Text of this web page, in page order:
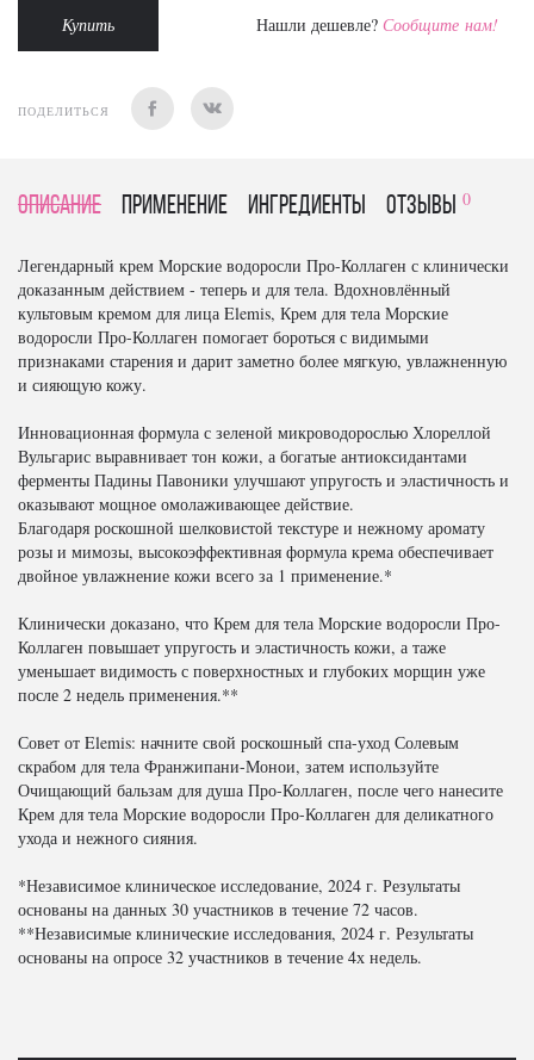
Купить Нашли дешевле? Сообщите нам!
ПОДЕЛИТЬСЯ
Описание Применение Ингредиенты отзывы 0
Легендарный крем Морские водоросли Про-Коллаген с клинически
доказанным действием - теперь и для тела. Вдохновлённый
культовым кремом для лица Elemis, Крем для тела Морские
водоросли Про-Коллаген помогает бороться с видимыми
признаками старения и дарит заметно более мягкую, увлажненную
и сияющую кожу.
Инновационная формула с зеленой микроводорослью Хлореллой
Вульгарис выравнивает тон кожи, а богатые антиоксидантами
ферменты Падины Павоники улучшают упругость и эластичность и
оказывают мощное омолаживающее действие.
Благодаря роскошной шелковистой текстуре и нежному аромату
розы и мимозы, высокоэффективная формула крема обеспечивает
двойное увлажнение кожи всего за 1 применение.*
Клинически доказано, что Крем для тела Морские водоросли Про-
Коллаген повышает упругость и эластичность кожи, а таже
уменьшает видимость с поверхностных и глубоких морщин уже
после 2 недель применения.**
Совет от Elemis: начните свой роскошный спа-уход Солевым
скрабом для тела Франжипани-Монои, затем используйте
Очищающий бальзам для душа Про-Коллаген, после чего нанесите
Крем для тела Морские водоросли Про-Коллаген для деликатного
ухода и нежного сияния.
*Независимое клиническое исследование, 2024 г. Результаты
основаны на данных 30 участников в течение 72 часов.
**Независимые клинические исследования, 2024 г. Результаты
основаны на опросе 32 участников в течение 4х недель.